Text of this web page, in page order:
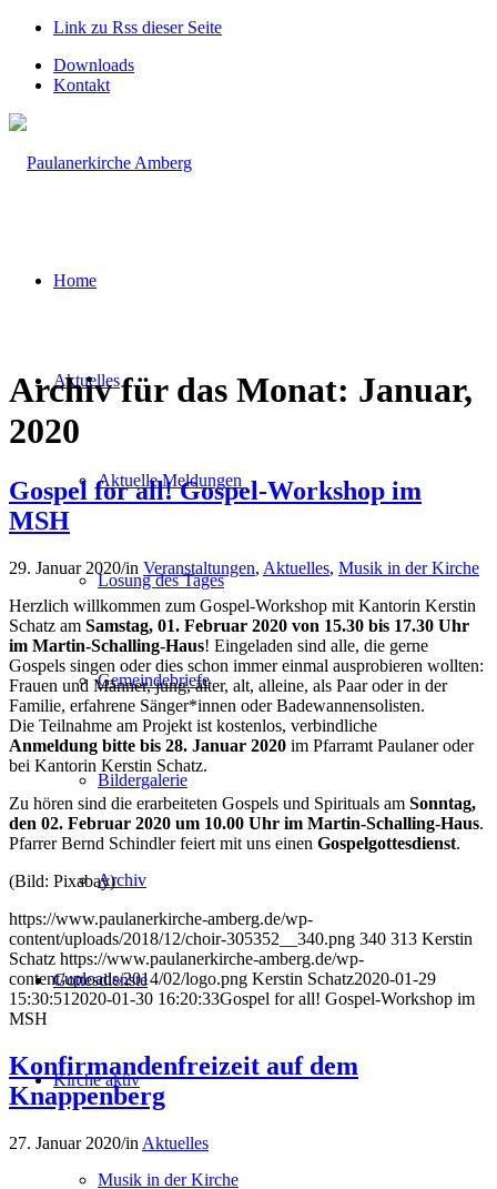
Link zu Rss dieser Seite
Downloads
Kontakt
Home
Aktuelles
Aktuelle Meldungen
Losung des Tages
Gemeindebriefe
Bildergalerie
Archiv
Gottesdienste
Kirche aktiv
Musik in der Kirche
Archiv für das Monat: Januar,
2020
Gospel for all! Gospel-Workshop im
MSH
29. Januar 2020/in Veranstaltungen, Aktuelles, Musik in der Kirche
Herzlich willkommen zum Gospel-Workshop mit Kantorin Kerstin
Schatz am Samstag, 01. Februar 2020 von 15.30 bis 17.30 Uhr
im Martin-Schalling-Haus! Eingeladen sind alle, die gerne
Gospels singen oder dies schon immer einmal ausprobieren wollten:
Frauen und Männer, jung, älter, alt, alleine, als Paar oder in der
Familie, erfahrene Sänger*innen oder Badewannensolisten.
Die Teilnahme am Projekt ist kostenlos, verbindliche
Anmeldung bitte bis 28. Januar 2020 im Pfarramt Paulaner oder
bei Kantorin Kerstin Schatz.
Zu hören sind die erarbeiteten Gospels und Spirituals am Sonntag,
den 02. Februar 2020 um 10.00 Uhr im Martin-Schalling-Haus.
Pfarrer Bernd Schindler feiert mit uns einen Gospelgottesdienst.
(Bild: Pixabay)
https://www.paulanerkirche-amberg.de/wp-
content/uploads/2018/12/choir-305352__340.png 340 313 Kerstin
Schatz https://www.paulanerkirche-amberg.de/wp-
content/uploads/2014/02/logo.png Kerstin Schatz2020-01-29
15:30:51 2020-01-30 16:20:33Gospel for all! Gospel-Workshop im
MSH
Konfirmandenfreizeit auf dem
Knappenberg
27. Januar 2020/in Aktuelles